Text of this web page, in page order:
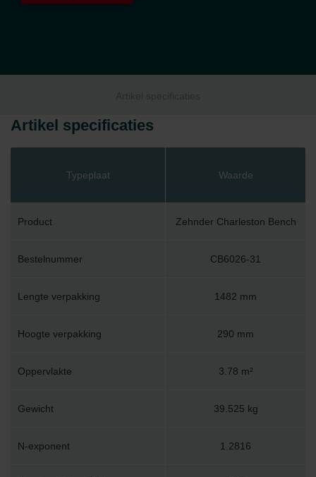
Artikel specificaties
Artikel specificaties
Typeplaat Waarde
Product Zehnder Charleston Bench
Bestelnummer CB6026-31
Lengte verpakking 1482 mm
Hoogte verpakking 290 mm
Oppervlakte 3.78 m²
Gewicht 39.525 kg
N-exponent 1.2816